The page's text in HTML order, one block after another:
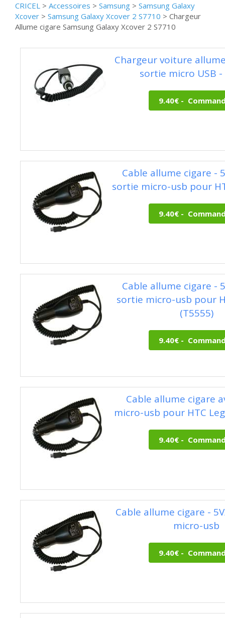
CRICEL > Accessoires > Samsung > Samsung Galaxy
Xcover > Samsung Galaxy Xcover 2 S7710 > Chargeur
Allume cigare Samsung Galaxy Xcover 2 S7710
Chargeur voiture
sortie micro USB -
Cable allume cigare -
sortie micro-usb pour
Cable allume cigare -
sortie micro-usb pour
(T5555)
Cable allume cigare
micro-usb pour HTC
Cable allume cigare -
micro-usb